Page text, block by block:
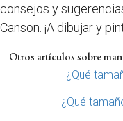
consejos y
Canson. ¡A dibujar y
Otros artículos sobre
¿Qué
¿Qué